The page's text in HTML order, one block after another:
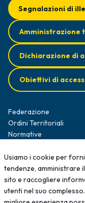
Federazione
Ordini Territoriali
Normative
Opportunità
Formazione
News
Contatti
Segnalazioni di
Amministrazione
Dichiarazione di
Obiettivi di
Usiamo i cookie per
tendenze, amministrare
sito e raccogliere
utenti nel suo